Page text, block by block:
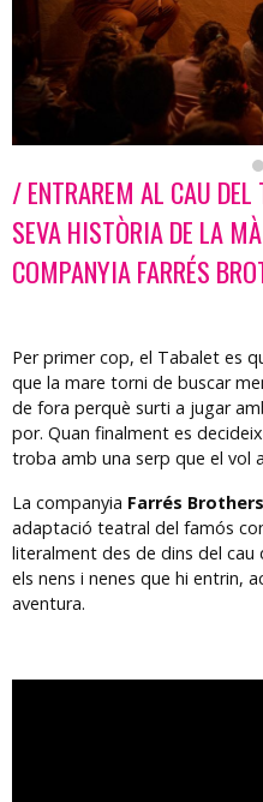
Diapositiva 2 de 3: El cau del
/ ENTRAREM AL CAU DEL
SEVA HISTÒRIA DE LA
COMPANYIA FARRÉS
Per primer cop, el Tabalet es
que la mare torni de buscar
de fora perquè surti a jugar
por. Quan finalment es
troba amb una serp que el vol
La companyia Farrés
adaptació teatral del famós
literalment des de dins del
els nens i nenes que hi entrin,
aventura.